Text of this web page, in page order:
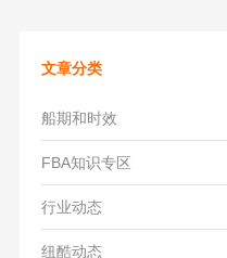
文章分类
船期和时效
FBA知识专区
行业动态
纽酷动态